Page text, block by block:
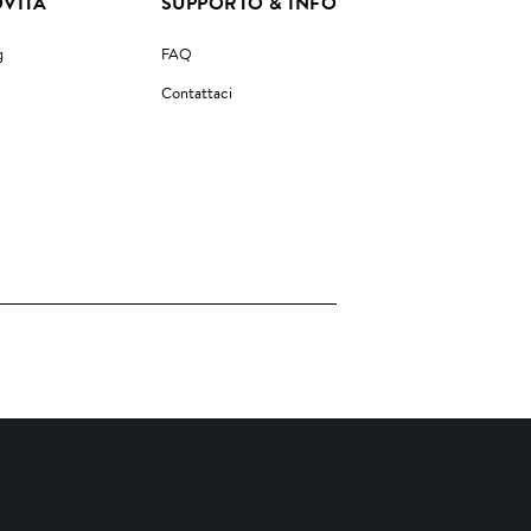
FAQ
Contattaci